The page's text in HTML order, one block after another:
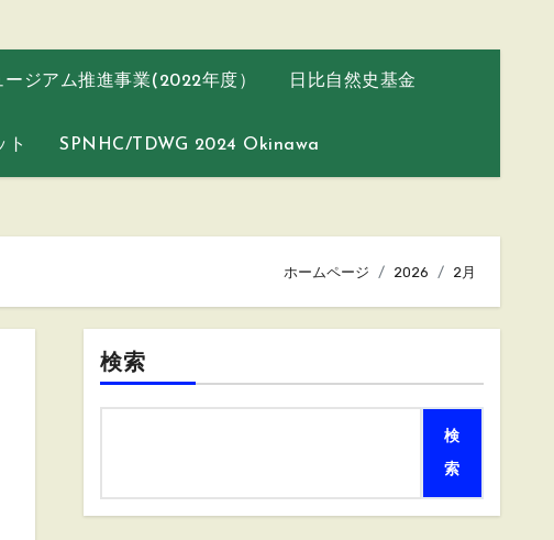
ジアム推進事業(2022年度） 日比自然史基金
ト SPNHC/TDWG 2024 Okinawa
ホームページ 2026 2月
検索
検
索